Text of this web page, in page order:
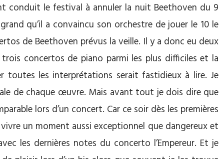
conduit le festival à annuler la nuit Beethoven du 9
qu’il a convaincu son orchestre de jouer le 10 le
de Beethoven prévus la veille. Il y a donc eu deux
concertos de piano parmi les plus difficiles et la
toutes les interprétations serait fastidieux à lire. Je
de chaque œuvre. Mais avant tout je dois dire que
lors d’un concert. Car ce soir dès les premières
un moment aussi exceptionnel que dangereux et
les dernières notes du concerto l’Empereur. Et je